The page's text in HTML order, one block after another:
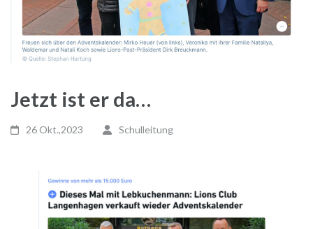
Jetzt ist er da…
26 Okt.,2023 Schulleitung